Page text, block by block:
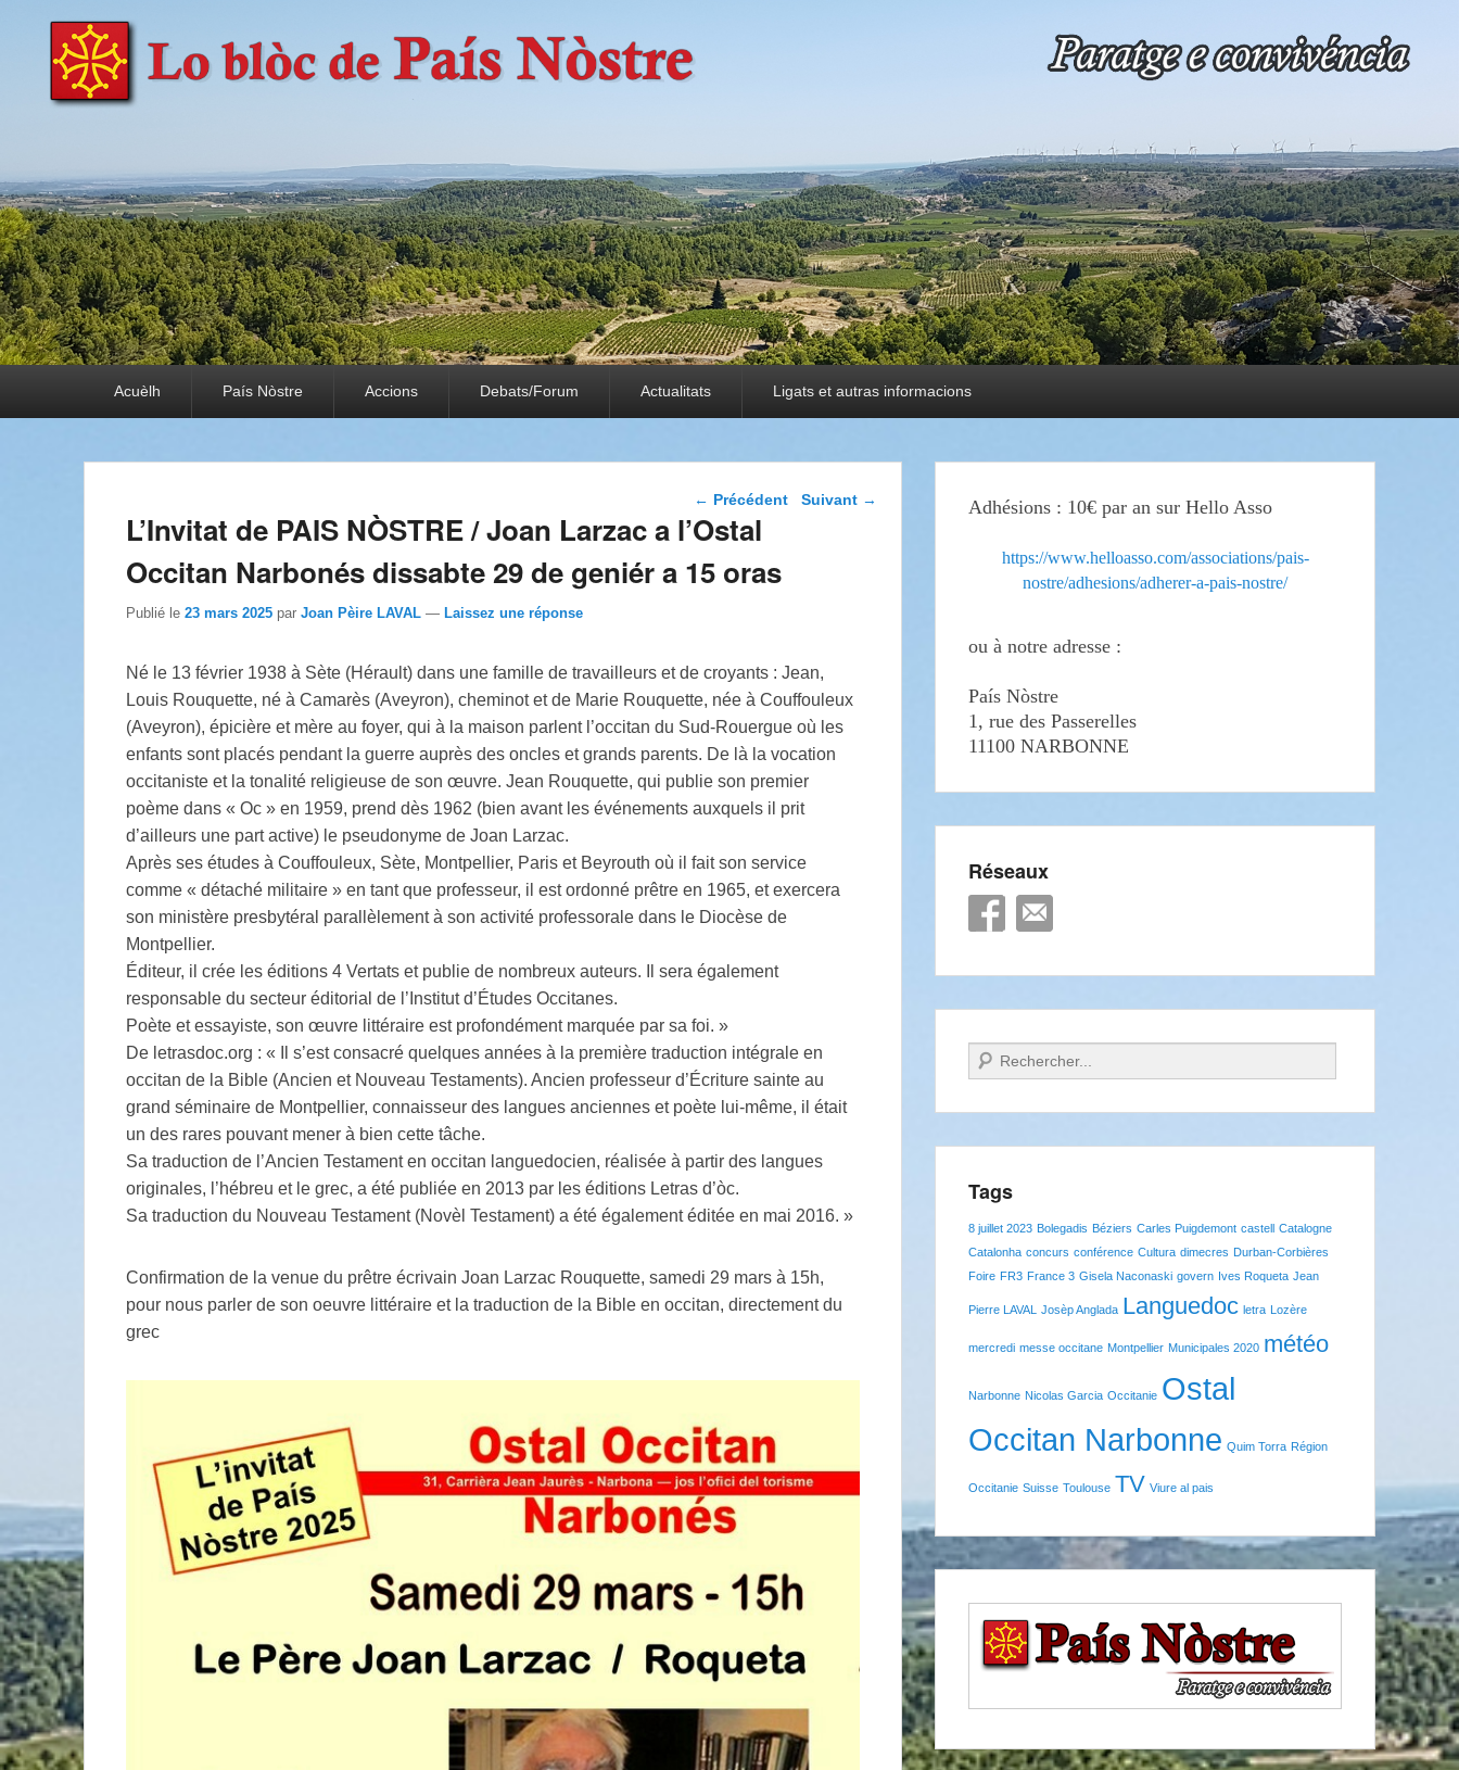
País Nòstre
Paratge e Convivència
Acuèlh País Nòstre Accions Debats/Forum Actualitats Ligats et autras informacions
Navigation dans les
← Précédent Suivant →
L’Invitat de PAIS NÒSTRE / Joan Larzac a l’Ostal
Occitan Narbonés dissabte 29 de geniér a 15 oras
Publié le 23 mars 2025 par Joan Pèire LAVAL — Laissez une réponse
Né le 13 février 1938 à Sète (Hérault) dans une famille de travailleurs et de croyants : Jean,
Louis Rouquette, né à Camarès (Aveyron), cheminot et de Marie Rouquette, née à Couffouleux
(Aveyron), épicière et mère au foyer, qui à la maison parlent l’occitan du Sud-Rouergue où les
enfants sont placés pendant la guerre auprès des oncles et grands parents. De là la vocation
occitaniste et la tonalité religieuse de son œuvre. Jean Rouquette, qui publie son premier
poème dans « Oc » en 1959, prend dès 1962 (bien avant les événements auxquels il prit
d’ailleurs une part active) le pseudonyme de Joan Larzac.
Après ses études à Couffouleux, Sète, Montpellier, Paris et Beyrouth où il fait son service
comme « détaché militaire » en tant que professeur, il est ordonné prêtre en 1965, et exercera
son ministère presbytéral parallèlement à son activité professorale dans le Diocèse de
Montpellier.
Éditeur, il crée les éditions 4 Vertats et publie de nombreux auteurs. Il sera également
responsable du secteur éditorial de l’Institut d’Études Occitanes.
Poète et essayiste, son œuvre littéraire est profondément marquée par sa foi. »
De letrasdoc.org : « Il s’est consacré quelques années à la première traduction intégrale en
occitan de la Bible (Ancien et Nouveau Testaments). Ancien professeur d’Écriture sainte au
grand séminaire de Montpellier, connaisseur des langues anciennes et poète lui-même, il était
un des rares pouvant mener à bien cette tâche.
Sa traduction de l’Ancien Testament en occitan languedocien, réalisée à partir des langues
originales, l’hébreu et le grec, a été publiée en 2013 par les éditions Letras d’òc.
Sa traduction du Nouveau Testament (Novèl Testament) a été également éditée en mai 2016. »
Confirmation de la venue du prêtre écrivain Joan Larzac Rouquette, samedi 29 mars à 15h,
pour nous parler de son oeuvre littéraire et la traduction de la Bible en occitan, directement du
grec
Adhésions : 10€ par an sur Hello Asso
https://www.helloasso.com/associations/pais-
nostre/adhesions/adherer-a-pais-nostre/
ou à notre adresse :
País Nòstre
1, rue des Passerelles
11100 NARBONNE
Réseaux
Recherche
Tags
8 juillet 2023 Bolegadis Béziers Carles Puigdemont castell Catalogne
Catalonha concurs conférence Cultura dimecres Durban-Corbières
Foire FR3 France 3 Gisela Naconaski govern Ives Roqueta Jean
Pierre LAVAL Josèp Anglada Languedoc letra Lozère
mercredi messe occitane Montpellier Municipales 2020 météo
Narbonne Nicolas Garcia Occitanie Ostal
Occitan Narbonne Quim Torra Région
Occitanie Suisse Toulouse TV Viure al pais